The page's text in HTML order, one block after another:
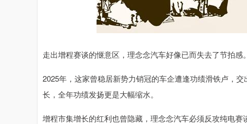
走出增程赛谈的惬意区，理念念汽车好像已而失去了节拍感。
2025年，这家曾稳居新势力销冠的车企遭逢功绩滑铁卢，
长，全年功绩发扬更是大幅缩水。
增程市集增长的红利也曾隐藏，理念念汽车必须反攻纯电赛